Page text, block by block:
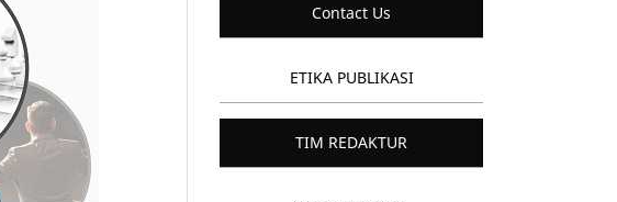
Contact Us
ETIKA PUBLIKASI
TIM REDAKTUR